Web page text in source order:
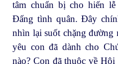
tâm chuẩn bị cho hiến
Đấng tình quân. Đây
nhìn lại suốt chặng
yêu con đã dành cho
nào? Con đã thuộc về